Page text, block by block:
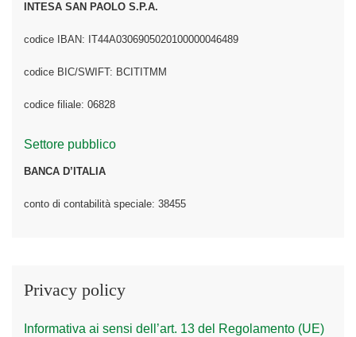
INTESA SAN PAOLO S.P.A.
codice IBAN: IT44A0306905020100000046489
codice BIC/SWIFT: BCITITMM
codice filiale: 06828
Settore pubblico
BANCA D’ITALIA
conto di contabilità speciale: 38455
Privacy policy
Informativa ai sensi dell’art. 13 del Regolamento (UE)